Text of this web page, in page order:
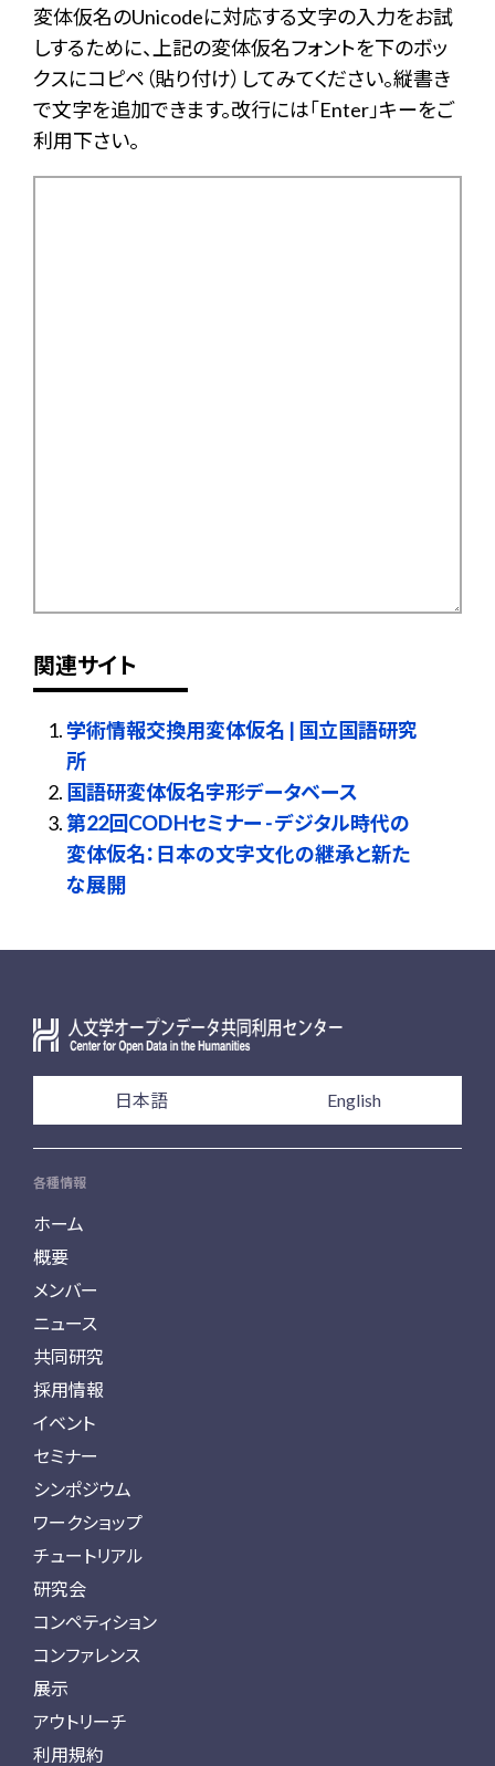
変体仮名のUnicodeに対応する文字の入力をお試
しするために、上記の変体仮名フォントを下のボッ
クスにコピペ（貼り付け）してみてください。縦書き
で文字を追加できます。改行には「Enter」キーをご
利用下さい。
関連サイト
学術情報交換用変体仮名 | 国立国語研究
所
国語研変体仮名字形データベース
第22回CODHセミナー - デジタル時代の
変体仮名：日本の文字文化の継承と新た
な展開
日本語 English
各種情報
ホーム
概要
メンバー
ニュース
共同研究
採用情報
イベント
セミナー
シンポジウム
ワークショップ
チュートリアル
研究会
コンペティション
コンファレンス
展示
アウトリーチ
利用規約